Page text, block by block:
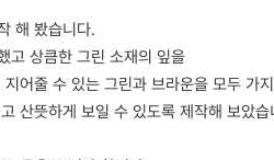
해 봤습니다.
고 상큼한 그린 소재의 잎을
어줄 수 있는 그린과 브라운을 모두 가
산뜻하게 보일 수 있도록 제작해 보았습